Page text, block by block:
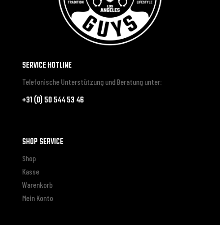
SERVICE HOTLINE
Telefonische Unterstützung und Beratung unter:
+31 (0) 50 544 53 46
SHOP SERVICE
Shop
Kasse
Warenkorb
Mein Konto